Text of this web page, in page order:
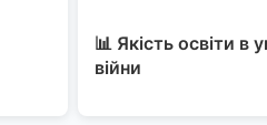
📊 Якість освіти в
війни